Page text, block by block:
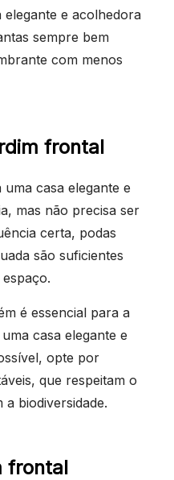
elegante e acolhedora
sempre bem
com menos
frontal
casa elegante e
mas não precisa ser
certa, podas
são suficientes
é essencial para a
casa elegante e
opte por
que respeitam o
a biodiversidade.
frontal